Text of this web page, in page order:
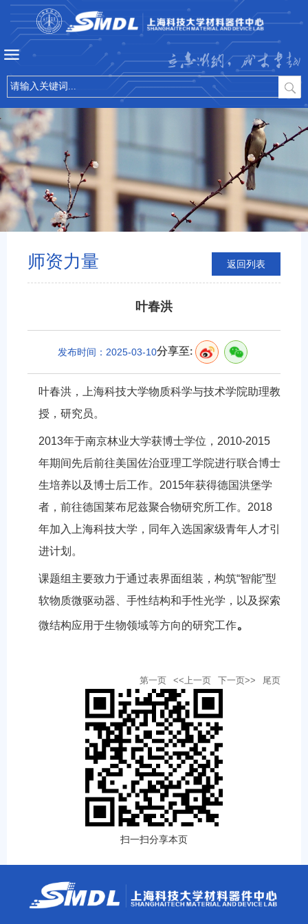
立志微纳，成才卓越
师资力量 返回列表
叶春洪
发布时间：2025-03-10分享至:
叶春洪，上海科技大学物质科学与技术学院助理教
授，研究员。
2013年于南京林业大学获博士学位， 2010-2015
年期间先后前往美国佐治亚理工学院进行联合博士
生培养以及博士后工作。 2015年获得德国洪堡学
者，前往德国莱布尼兹聚合物研究所工作。 2018
年加入上海科技大学，同年入选国家级青年人才引
进计划。
课题组主要致力于通过表界面组装，构筑“智能”型
软物质微驱动器、手性结构和手性光学，以及探索
微结构应用于生物领域等方向的研究工作。
第一页 <<上一页 下一页>> 尾页
扫一扫分享本页